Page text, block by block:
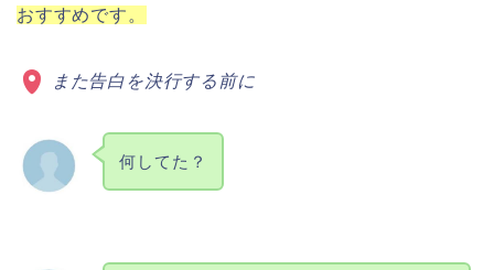
おすすめです。
また告白を決行する前に
何してた？